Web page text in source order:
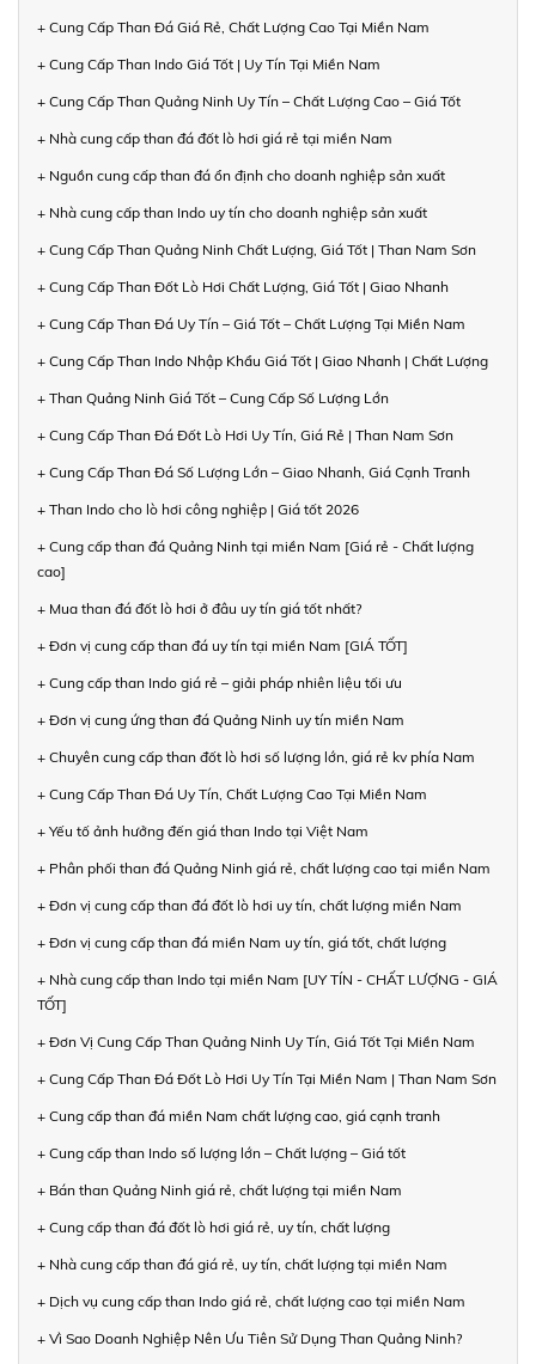
+ Cung Cấp Than Đá Giá Rẻ, Chất Lượng Cao Tại Miền Nam
+ Cung Cấp Than Indo Giá Tốt | Uy Tín Tại Miền Nam
+ Cung Cấp Than Quảng Ninh Uy Tín – Chất Lượng Cao – Giá Tốt
+ Nhà cung cấp than đá đốt lò hơi giá rẻ tại miền Nam
+ Nguồn cung cấp than đá ổn định cho doanh nghiệp sản xuất
+ Nhà cung cấp than Indo uy tín cho doanh nghiệp sản xuất
+ Cung Cấp Than Quảng Ninh Chất Lượng, Giá Tốt | Than Nam Sơn
+ Cung Cấp Than Đốt Lò Hơi Chất Lượng, Giá Tốt | Giao Nhanh
+ Cung Cấp Than Đá Uy Tín – Giá Tốt – Chất Lượng Tại Miền Nam
+ Cung Cấp Than Indo Nhập Khẩu Giá Tốt | Giao Nhanh | Chất Lượng
+ Than Quảng Ninh Giá Tốt – Cung Cấp Số Lượng Lớn
+ Cung Cấp Than Đá Đốt Lò Hơi Uy Tín, Giá Rẻ | Than Nam Sơn
+ Cung Cấp Than Đá Số Lượng Lớn – Giao Nhanh, Giá Cạnh Tranh
+ Than Indo cho lò hơi công nghiệp | Giá tốt 2026
+ Cung cấp than đá Quảng Ninh tại miền Nam [Giá rẻ - Chất lượng
cao]
+ Mua than đá đốt lò hơi ở đâu uy tín giá tốt nhất?
+ Đơn vị cung cấp than đá uy tín tại miền Nam [GIÁ TỐT]
+ Cung cấp than Indo giá rẻ – giải pháp nhiên liệu tối ưu
+ Đơn vị cung ứng than đá Quảng Ninh uy tín miền Nam
+ Chuyên cung cấp than đốt lò hơi số lượng lớn, giá rẻ kv phía Nam
+ Cung Cấp Than Đá Uy Tín, Chất Lượng Cao Tại Miền Nam
+ Yếu tố ảnh hưởng đến giá than Indo tại Việt Nam
+ Phân phối than đá Quảng Ninh giá rẻ, chất lượng cao tại miền Nam
+ Đơn vị cung cấp than đá đốt lò hơi uy tín, chất lượng miền Nam
+ Đơn vị cung cấp than đá miền Nam uy tín, giá tốt, chất lượng
+ Nhà cung cấp than Indo tại miền Nam [UY TÍN - CHẤT LƯỢNG - GIÁ
TỐT]
+ Đơn Vị Cung Cấp Than Quảng Ninh Uy Tín, Giá Tốt Tại Miền Nam
+ Cung Cấp Than Đá Đốt Lò Hơi Uy Tín Tại Miền Nam | Than Nam Sơn
+ Cung cấp than đá miền Nam chất lượng cao, giá cạnh tranh
+ Cung cấp than Indo số lượng lớn – Chất lượng – Giá tốt
+ Bán than Quảng Ninh giá rẻ, chất lượng tại miền Nam
+ Cung cấp than đá đốt lò hơi giá rẻ, uy tín, chất lượng
+ Nhà cung cấp than đá giá rẻ, uy tín, chất lượng tại miền Nam
+ Dịch vụ cung cấp than Indo giá rẻ, chất lượng cao tại miền Nam
+ Vì Sao Doanh Nghiệp Nên Ưu Tiên Sử Dụng Than Quảng Ninh?